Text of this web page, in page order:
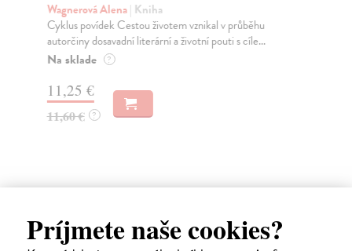
Príjmete naše cookies?
Wagnerová Alena| Kniha
Cyklus povídek Cestou životem vznikal v průběhu
autorčiny dosavadní literární a životní pouti s cíle...
Na sklade ?
11,25 €
11,60 € ?
Ďalšie z kategórie životopisy a